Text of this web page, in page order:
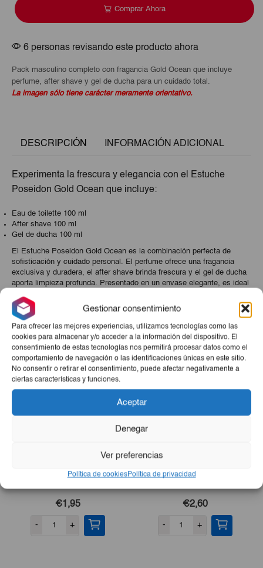
Gestionar consentimiento
Para ofrecer las mejores experiencias, utilizamos tecnologías como las
cookies para almacenar y/o acceder a la información del dispositivo. El
consentimiento de estas tecnologías nos permitirá procesar datos como el
comportamiento de navegación o las identificaciones únicas en este sitio.
No consentir o retirar el consentimiento, puede afectar negativamente a
ciertas características y funciones.
Aceptar
Denegar
Ver preferencias
Política de cookiesPolítica de privacidad
+
Gel
Ducha)
Comprar Ahora
6 personas revisando este producto ahora
Pack masculino completo con fragancia Gold Ocean que incluye
perfume, after shave y gel de ducha para un cuidado total.
La imagen sólo tiene carácter meramente orientativo.
DESCRIPCIÓN INFORMACIÓN ADICIONAL
Experimenta la frescura y elegancia con el Estuche
Poseidon Gold Ocean que incluye:
Eau de toilette 100 ml
After shave 100 ml
Gel de ducha 100 ml
El Estuche Poseidon Gold Ocean es la combinación perfecta de
sofisticación y cuidado personal. El perfume ofrece una fragancia
exclusiva y duradera, el after shave brinda frescura y el gel de ducha
aporta limpieza profunda. Presentado en un envase elegante, es ideal
adquirir este kit esencial para tu rutina diaria.
Productos Relacionados
Desodorante Avena Roll
€1,95
- +
Gel De Ducha Vainilla IE
€2,60
- +